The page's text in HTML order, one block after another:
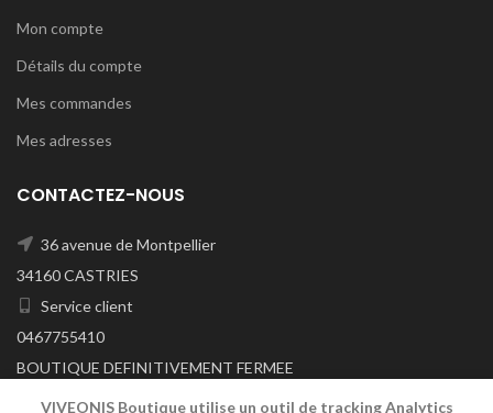
Mon compte
Détails du compte
Mes commandes
Mes adresses
CONTACTEZ-NOUS
36 avenue de Montpellier
34160 CASTRIES
Service client
0467755410
BOUTIQUE DEFINITIVEMENT FERMEE
A/C DU 29/06/2026
VIVEONIS Boutique utilise un outil de tracking Analytics